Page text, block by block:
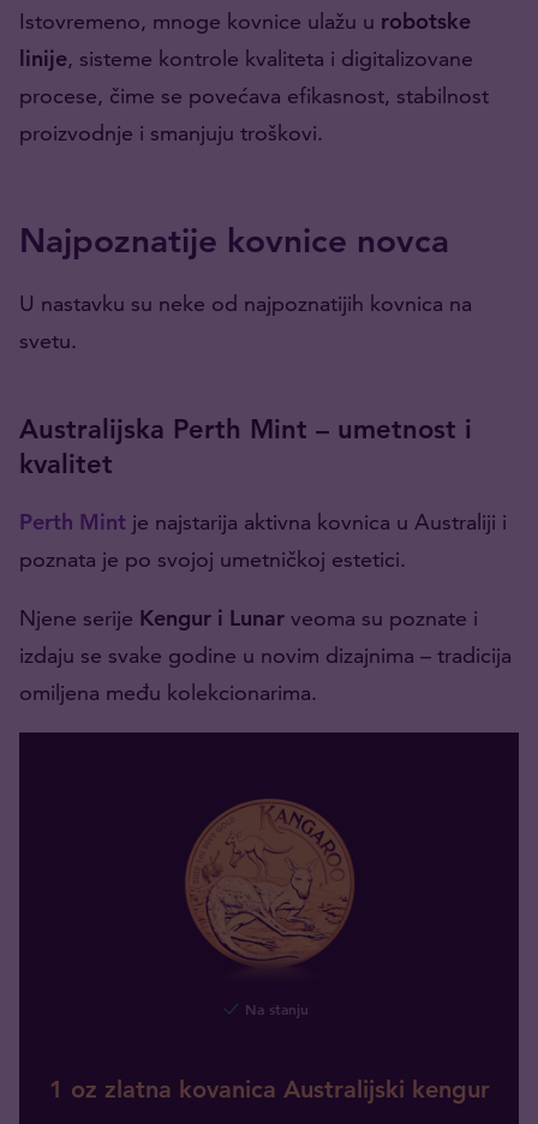
Istovremeno, mnoge kovnice ulažu u robotske
linije, sisteme kontrole kvaliteta i digitalizovane
procese, čime se povećava efikasnost, stabilnost
proizvodnje i smanjuju troškovi.
Najpoznatije kovnice novca
U nastavku su neke od najpoznatijih kovnica na
svetu.
Australijska Perth Mint – umetnost i
kvalitet
Perth Mint je najstarija aktivna kovnica u Australiji i
poznata je po svojoj umetničkoj estetici.
Njene serije Kengur i Lunar veoma su poznate i
izdaju se svake godine u novim dizajnima – tradicija
omiljena među kolekcionarima.
Na stanju
1 oz zlatna kovanica Australijski kengur